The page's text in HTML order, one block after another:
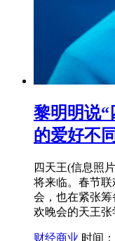
黎明明说“
的爱好不同
四天王(信息照
将来临。春节
会，也在紧张
欢晚会的天王张
财经商业 时间：